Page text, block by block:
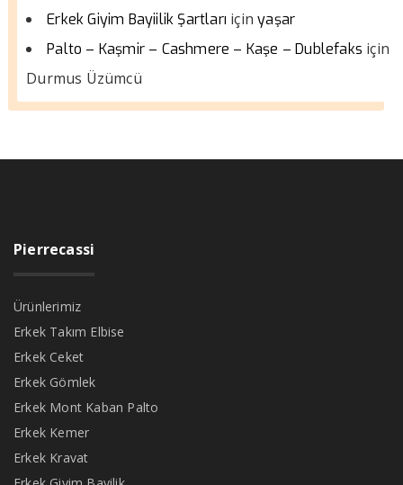
Erkek Giyim Bayiilik Şartları içinyaşar
Palto – Kaşmir – Cashmere – Kaşe – Dublefaks için
Durmus Üzümcü
Pierrecassi
Ürünlerimiz
Erkek Takım Elbise
Erkek Ceket
Erkek Gömlek
Erkek Mont Kaban Palto
Erkek Kemer
Erkek Kravat